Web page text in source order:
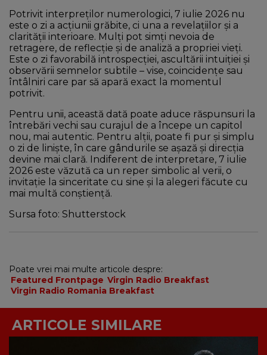
Potrivit interpreților numerologici, 7 iulie 2026 nu
este o zi a acțiunii grăbite, ci una a revelațiilor și a
clarității interioare. Mulți pot simți nevoia de
retragere, de reflecție și de analiză a propriei vieți.
Este o zi favorabilă introspecției, ascultării intuiției și
observării semnelor subtile – vise, coincidențe sau
întâlniri care par să apară exact la momentul
potrivit.
Pentru unii, această dată poate aduce răspunsuri la
întrebări vechi sau curajul de a începe un capitol
nou, mai autentic. Pentru alții, poate fi pur și simplu
o zi de liniște, în care gândurile se așază și direcția
devine mai clară. Indiferent de interpretare, 7 iulie
2026 este văzută ca un reper simbolic al verii, o
invitație la sinceritate cu sine și la alegeri făcute cu
mai multă conștiență.
Sursa foto: Shutterstock
Poate vrei mai multe articole despre:
Featured Frontpage Virgin Radio Breakfast
Virgin Radio Romania Breakfast
ARTICOLE SIMILARE